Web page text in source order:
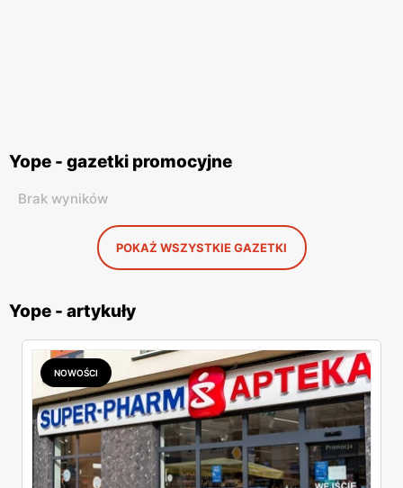
Yope - gazetki promocyjne
Brak wyników
POKAŻ WSZYSTKIE GAZETKI
Yope - artykuły
NOWOŚCI